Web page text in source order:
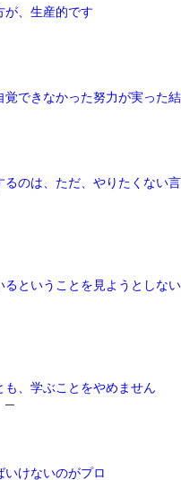
、生産的です
できなかった努力が実った結
のは、ただ、やりたくない言
ということを見ようとしない
、学ぶことをやめません
─
けないのがプロ